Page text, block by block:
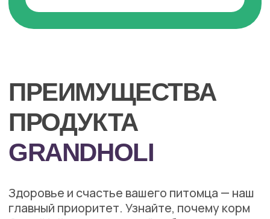
Поддержка
Витамины и минералы укрепляют
иммунную систему питомца
Здоровая кожа
и шерсть